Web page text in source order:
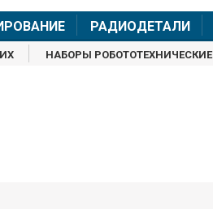
РАДИОДЕТАЛИ
НАБОРЫ РОБОТОТЕХНИЧЕСКИЕ